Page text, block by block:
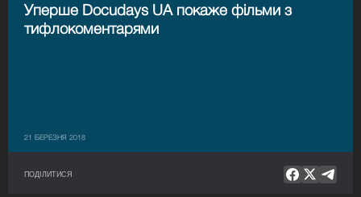
Уперше Docudays UA покаже фільми з
тифлокоментарями
21 БЕРЕЗНЯ 2018
ПОДІЛИТИСЯ